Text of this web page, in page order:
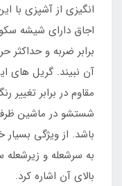
انگیزی از آشپزی با
برابر ضربه و حداکثر
آن نبیند. گریل های
مقاوم در برابر
شستشو در ماشین
باشد. از ویژگی
به سرشعله و زیرشعله
بالای آن اشاره کرد.